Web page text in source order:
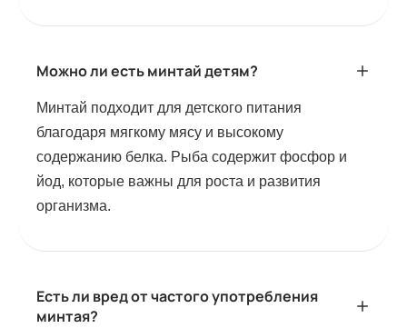
Можно ли есть минтай детям?
Минтай подходит для детского питания
благодаря мягкому мясу и высокому
содержанию белка. Рыба содержит фосфор и
йод, которые важны для роста и развития
организма.
Есть ли вред от частого употребления
минтая?